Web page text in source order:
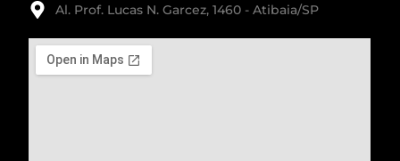
Al. Prof. Lucas N. Garcez, 1460 - Atibaia/SP